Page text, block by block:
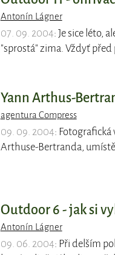
Antonín Lágner
07. 09. 2004: Je sice léto,
"sprostá" zima. Vždyť před
Yann Arthus-
agentura Compress
09. 09. 2004:
Arthuse-Bertranda,
Outdoor 6 - jak si
Antonín Lágner
09. 06. 2004: Při delším